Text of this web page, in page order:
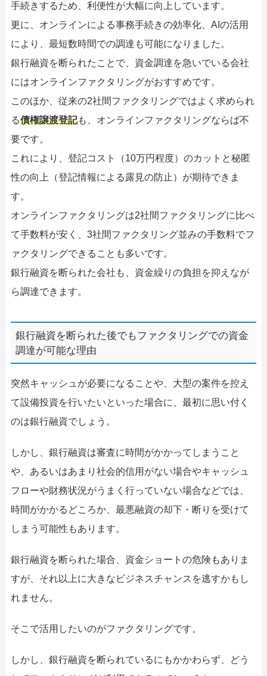
手続きするため、利便性が大幅に向上しています。
更に、オンラインによる事務手続きの効率化、AIの活用
により、最短数時間での調達も可能になりました。
銀行融資を断られたことで、資金調達を急いでいる会社
にはオンラインファクタリングがおすすめです。
このほか、従来の2社間ファクタリングではよく求められ
る債権譲渡登記も、オンラインファクタリングならば不
要です。
これにより、登記コスト（10万円程度）のカットと秘匿
性の向上（登記情報による露見の防止）が期待できま
す。
オンラインファクタリングは2社間ファクタリングに比べ
て手数料が安く、3社間ファクタリング並みの手数料でフ
ァクタリングできることも多いです。
銀行融資を断られた会社も、資金繰りの負担を抑えなが
ら調達できます。
銀行融資を断られた後でもファクタリングでの資金
調達が可能な理由
突然キャッシュが必要になることや、大型の案件を控え
て設備投資を行いたいといった場合に、最初に思い付く
のは銀行融資でしょう。
しかし、銀行融資は審査に時間がかかってしまうこと
や、あるいはあまり社会的信用がない場合やキャッシュ
フローや財務状況がうまく行っていない場合などでは、
時間がかかるどころか、最悪融資の却下・断りを受けて
しまう可能性もあります。
銀行融資を断られた場合、資金ショートの危険もありま
すが、それ以上に大きなビジネスチャンスを逃すかもし
れません。
そこで活用したいのがファクタリングです。
しかし、銀行融資を断られているにもかかわらず、どう